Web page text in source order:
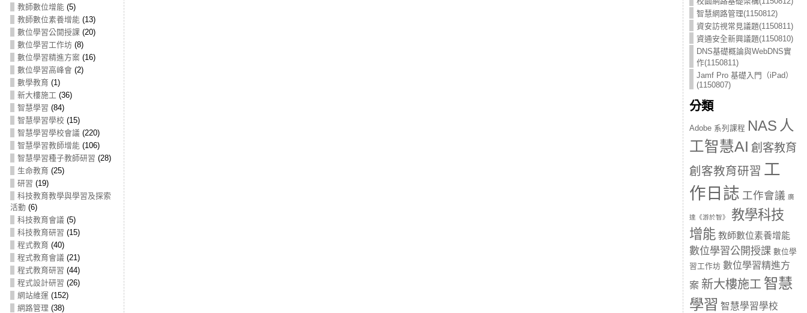
教師數位增能(5)
教師數位素養增能(13)
數位學習公開授課 (20)
數位學習工作坊(8)
數位學習精進方案 (16)
數位學習高峰會 (2)
數學教育 (1)
新大樓施工 (36)
智慧學習 (84)
智慧學習學校 (15)
智慧學習學校會議 (220)
智慧學習教師增能(106)
智慧學習種子教師研習 (28)
生命教育 (25)
研習 (19)
科技教育教學與學習及探索
活動 (6)
科技教育會議 (5)
科技教育研習 (15)
程式教育 (40)
程式教育會議 (21)
程式教育研習 (44)
程式設計研習 (26)
網站維運 (152)
網路管理 (38)
智慧網路管理(1150812)
資安訪視常見議題(1150811)
資通安全新興議題(1150810)
DNS基礎概論與WebDNS實
作(1150811)
Jamf Pro 基礎入門（iPad）
(1150807)
分類
Adobe 系列課程 NAS 人
工智慧AI 創客教育
創客教育研習 工
作日誌 工作會議 廣
達《游於智》
教學科技
增能 教師數位素養增能
數位學習公開授課 數位學
習工作坊 數位學習精進方
案 新大樓施工 智慧
學習 智慧學習學校